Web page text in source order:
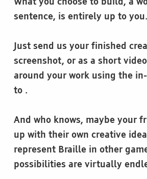
What you choose to build, a
sentence, is entirely up to you.
Just send us your finished
screenshot, or as a short
around your work using the
to .
And who knows, maybe your
up with their own creative
represent Braille in other
possibilities are virtually